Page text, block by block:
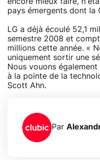
pays émergents dont la
LG a déjà écoulé 52,1
semestre 2008 et
millions cette année. «
uniquement sortir une
Nous vouons
à la pointe de la
Scott Ahn.
Par